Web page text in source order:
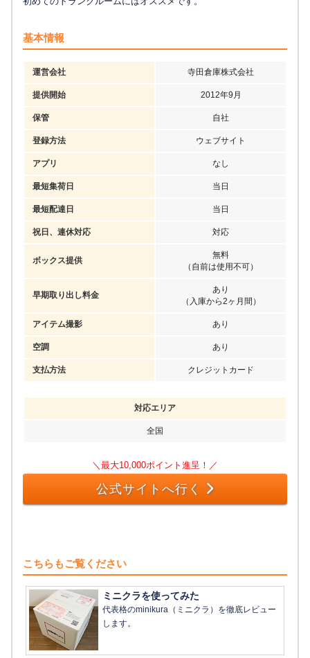
基本情報
運営会社 寺田倉庫株式会社
提供開始 2012年9月
保管 自社
登録方法 ウェブサイト
アプリ なし
最短集荷日 当日
最短配達日 当日
祝日、連休対応 対応
ボックス提供
無料
（自前は使用不可）
早期取り出し料金
あり
（入庫から2ヶ月間）
アイテム撮影 あり
空調 あり
支払方法 クレジットカード
対応エリア
全国
＼最大10,000ポイント進呈！／
公式サイトへ行く
こちらもご覧ください
ミニクラを使ってみた
代表格のminikura（ミニクラ）を徹底レビュー
します。